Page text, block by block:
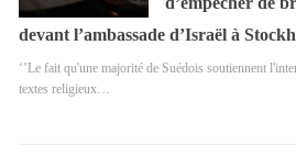
devant l’ambassade d’Israël à
‘’Le fait qu'une majorité de Suédois soutiennent
textes religieux…